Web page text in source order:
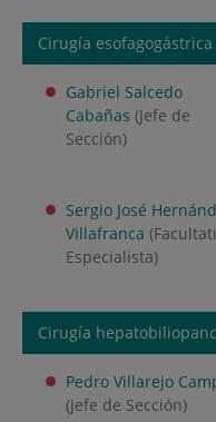
Cirugía esofagogástrica
Gabriel Salcedo
Cabañas (Jefe de
Sección)
Sergio José
Villafranca
Especialista)
Cirugía
Pedro Villarejo
(Jefe de Sección)